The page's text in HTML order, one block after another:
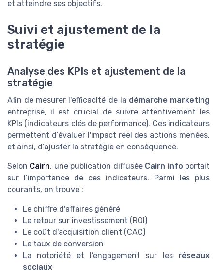
et atteindre ses objectifs.
Suivi et ajustement de la
stratégie
Analyse des KPIs et ajustement de la
stratégie
Afin de mesurer l'efficacité de la démarche marketing
entreprise, il est crucial de suivre attentivement les
KPIs (indicateurs clés de performance). Ces indicateurs
permettent d’évaluer l'impact réel des actions menées,
et ainsi, d’ajuster la stratégie en conséquence.
Selon Cairn, une publication diffusée Cairn info portait
sur l’importance de ces indicateurs. Parmi les plus
courants, on trouve :
Le chiffre d'affaires généré
Le retour sur investissement (ROI)
Le coût d'acquisition client (CAC)
Le taux de conversion
La notoriété et l’engagement sur les réseaux
sociaux